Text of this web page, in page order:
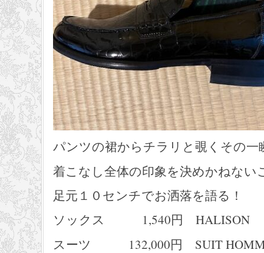
パンツの裙からチラリと覗くその一
着こなし全体の印象を決めかねない
足元１０センチでお洒落を語る！
ソックス 1,540円 HALISON
スーツ 132,000円 SUIT